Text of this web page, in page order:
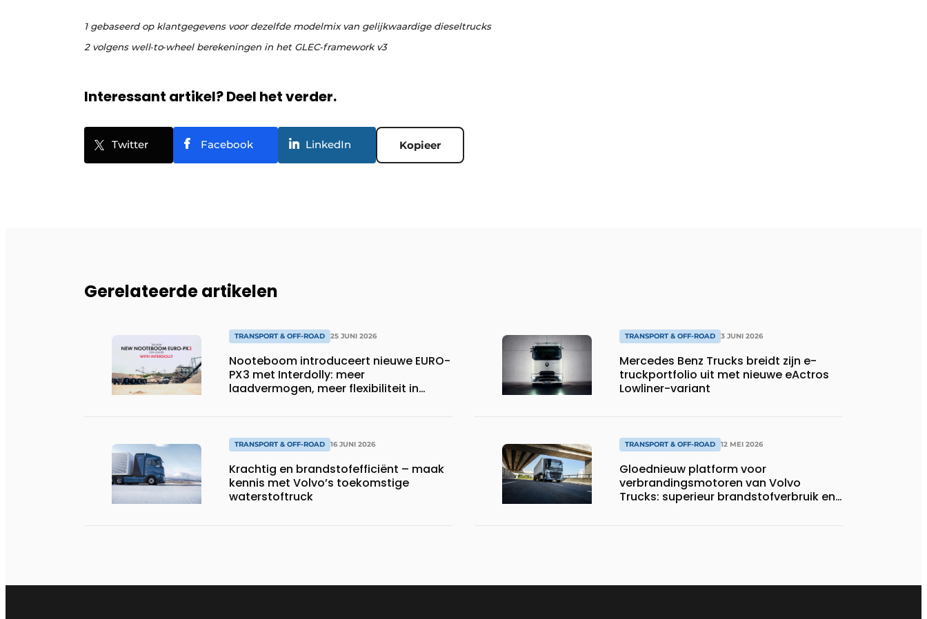
1 gebaseerd op klantgegevens voor dezelfde modelmix van gelijkwaardige dieseltrucks
2 volgens well‐to‐wheel berekeningen in het GLEC‐framework v3
Interessant artikel? Deel het verder.
Twitter Facebook LinkedIn Kopieer
Gerelateerde artikelen
TRANSPORT & OFF-ROAD 25 JUNI 2026
Nooteboom introduceert nieuwe EURO-
PX3 met Interdolly: meer
laadvermogen, meer flexibiliteit in
TRANSPORT & OFF-ROAD 16 JUNI 2026
Krachtig en brandstofefficiënt – maak
kennis met Volvo’s toekomstige
waterstoftruck
TRANSPORT & OFF-ROAD 3 JUNI 2026
Mercedes Benz Trucks breidt zijn e-
truckportfolio uit met nieuwe eActros
Lowliner-variant
TRANSPORT & OFF-ROAD 12 MEI 2026
Gloednieuw platform voor
verbrandingsmotoren van Volvo
Trucks: superieur brandstofverbruik en